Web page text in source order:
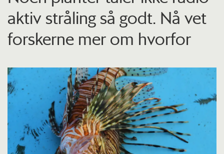
aktiv stråling så godt. Nå vet
forskerne mer om hvorfor